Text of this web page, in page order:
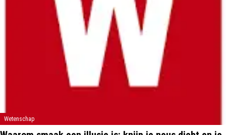
Wetenschap